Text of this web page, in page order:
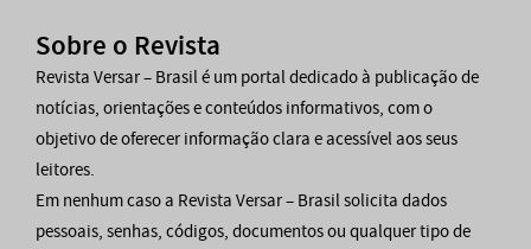
Sobre o Revista
Revista Versar – Brasil é um portal dedicado à publicação de
notícias, orientações e conteúdos informativos, com o
objetivo de oferecer informação clara e acessível aos seus
leitores.
Em nenhum caso a Revista Versar – Brasil solicita dados
pessoais, senhas, códigos, documentos ou qualquer tipo de